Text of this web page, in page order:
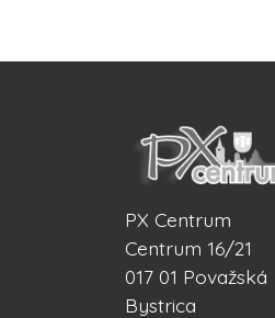
PX Centrum
Centrum 16/21
017 01 Považská
Bystrica